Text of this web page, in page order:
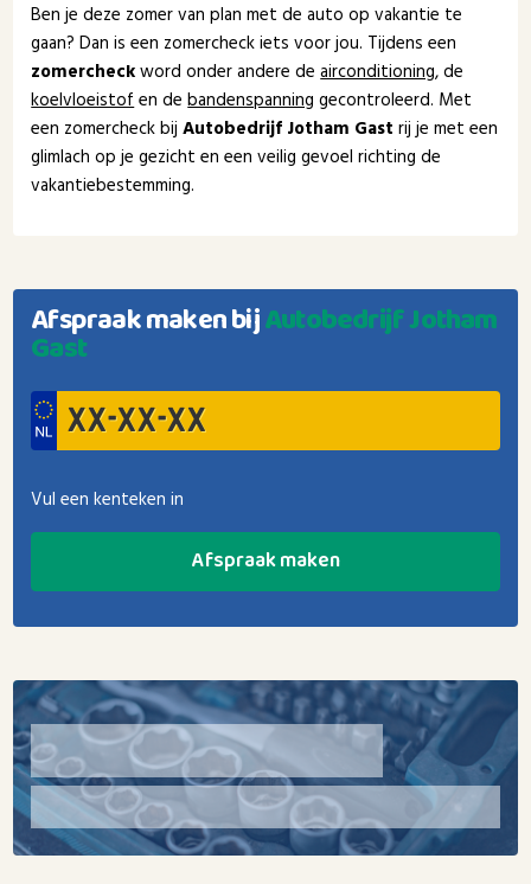
Ben je deze zomer van plan met de auto op vakantie te
gaan? Dan is een zomercheck iets voor jou. Tijdens een
zomercheckword onder andere deairconditioning, de
koelvloeistofen debandenspanning gecontroleerd. Met
een zomercheck bijAutobedrijf Jotham Gastrij je met een
glimlach op je gezicht en een veilig gevoel richting de
vakantiebestemming.
Afspraak maken bijAutobedrijf Jotham
Gast
Vul een kenteken in
Afspraak maken